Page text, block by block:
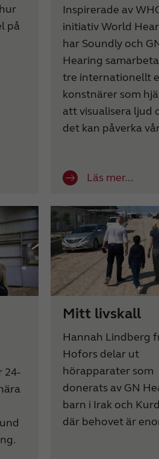
på
Inspirerade av
initiativ World
har Soundly och
Hearing
tre internationellt
konstnärer som
att visualisera ljud
det kan påverka
Läs mer...
24-
Mitt livskall
Hannah Lindberg
Hofors delar ut
hörapparater som
donerats av GN
barn i Irak och
där behovet är